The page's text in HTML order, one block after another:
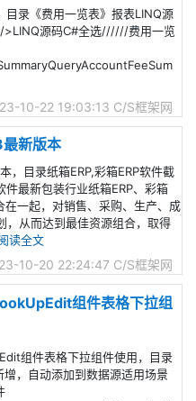
录《费用一览表》报表LINQ源
>LINQ源码C#全选//////费用一览
10-22 19:03:13 C/S框架网
新版本
，目录纸箱ERP,彩箱ERP软件截
件最新包装行业纸箱ERP、彩箱
在一起，对销售、采购、生产、成
，从而达到最佳资源组合，取得
读全文
10-20 22:24:47 C/S框架网
组件表格下拉组
组件表格下拉组件使用，目录
，自动添加到数据源适用场景